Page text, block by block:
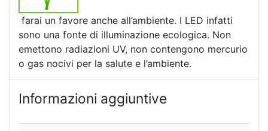
farai un favore anche all’ambiente. I LED infatti
sono una fonte di illuminazione ecologica. Non
emettono radiazioni UV, non contengono mercurio
o gas nocivi per la salute e l’ambiente.
Informazioni aggiuntive